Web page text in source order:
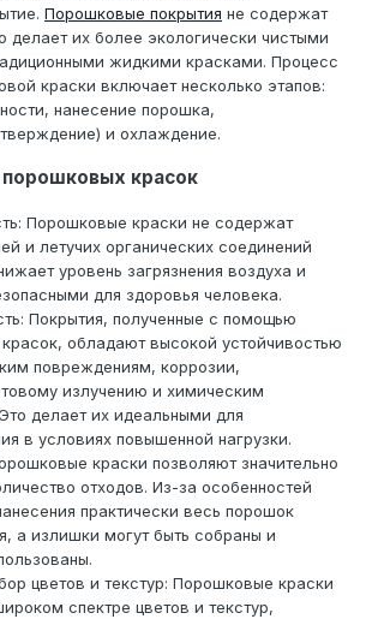
Порошковые покрытия не содержат
делает их более экологически чистыми
жидкими красками. Процесс
краски включает несколько этапов:
нанесение порошка,
и охлаждение.
красок
Порошковые краски не содержат
и летучих органических соединений
уровень загрязнения воздуха и
для здоровья человека.
Покрытия, полученные с помощью
обладают высокой устойчивостью
повреждениям, коррозии,
излучению и химическим
делает их идеальными для
в условиях повышенной нагрузки.
краски позволяют значительно
отходов. Из-за особенностей
практически весь порошок
а излишки могут быть собраны и
цветов и текстур: Порошковые краски
спектре цветов и текстур,